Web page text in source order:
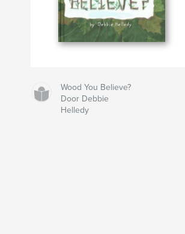
Wood You Believe?
Door Debbie
Helledy